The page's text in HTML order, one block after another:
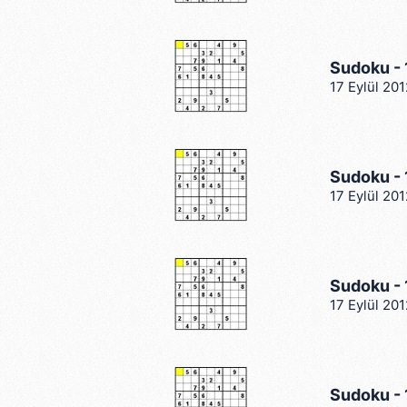
Sudoku -
17 Eylül
Sudoku -
17 Eylül
Sudoku -
17 Eylül
Sudoku -